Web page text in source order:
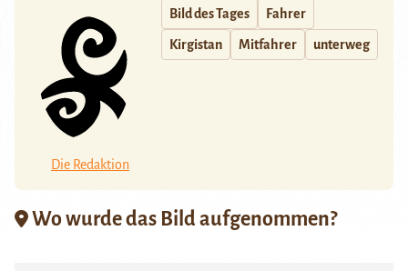
Die Redaktion
Bild des Tages Fahrer
Kirgistan Mitfahrer unterweg
Wo wurde das Bild aufgenommen?